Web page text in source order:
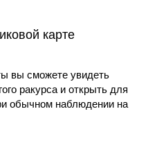
карте
вы сможете увидеть
ракурса и открыть для
обычном наблюдении на